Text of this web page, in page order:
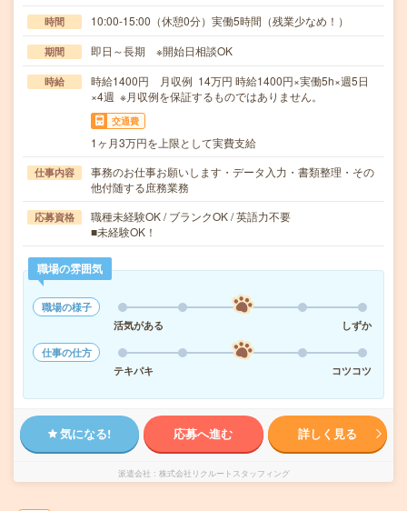
時間 10:00-15:00（休憩0分）実働5時間（残業少なめ！）
期間 即日～長期 ※開始日相談OK
時給
時給1400円 月収例 14万円 時給1400円×実働5h×週5日
×4週 ※月収例を保証するものではありません。
交通費
1ヶ月3万円を上限として実費支給
仕事内容
事務のお仕事お願いします・データ入力・書類整理・その
他付随する庶務業務
応募資格
職種未経験OK / ブランクOK / 英語力不要
■未経験OK！
職場の雰囲気
職場の様子
活気がある
しずか
仕事の仕方
テキパキ
コツコツ
気になる! 応募へ進む 詳しく見る
派遣会社 株式会社リクルートスタッフィング